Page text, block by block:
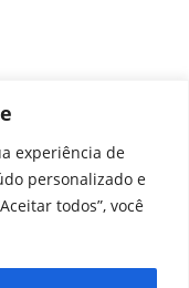
experiência de
personalizado e
todos”, você